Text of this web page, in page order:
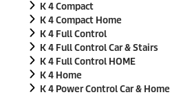
K 4 Compact
K 4 Compact Home
K 4 Full Control
K 4 Full Control Car & Stairs
K 4 Full Control HOME
K 4 Home
K 4 Power Control Car & Home